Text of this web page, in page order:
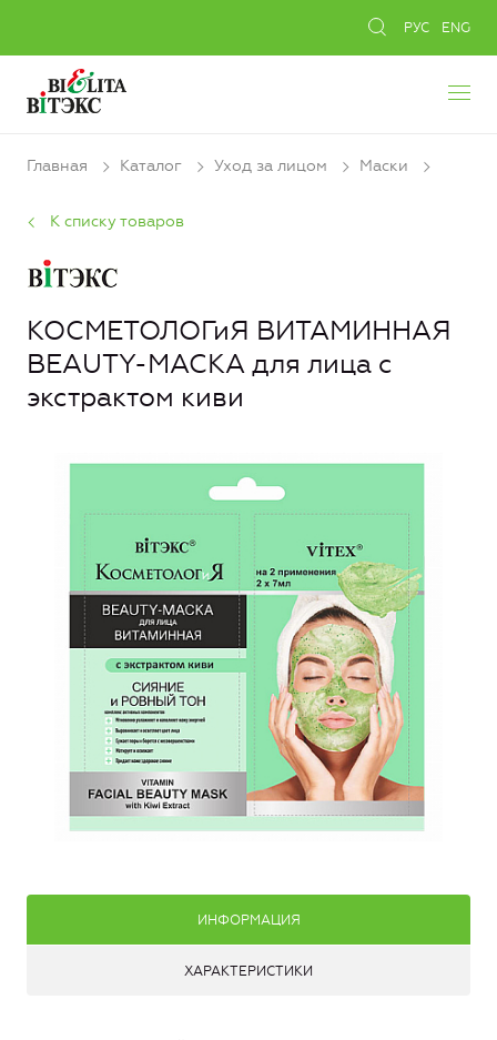
РУС ENG
Главная Каталог Уход за лицом Маски
К списку товаров
КОСМЕТОЛОГиЯ ВИТАМИННАЯ
BEAUTY-МАСКА для лица с
экстрактом киви
ИНФОРМАЦИЯ
ХАРАКТЕРИСТИКИ